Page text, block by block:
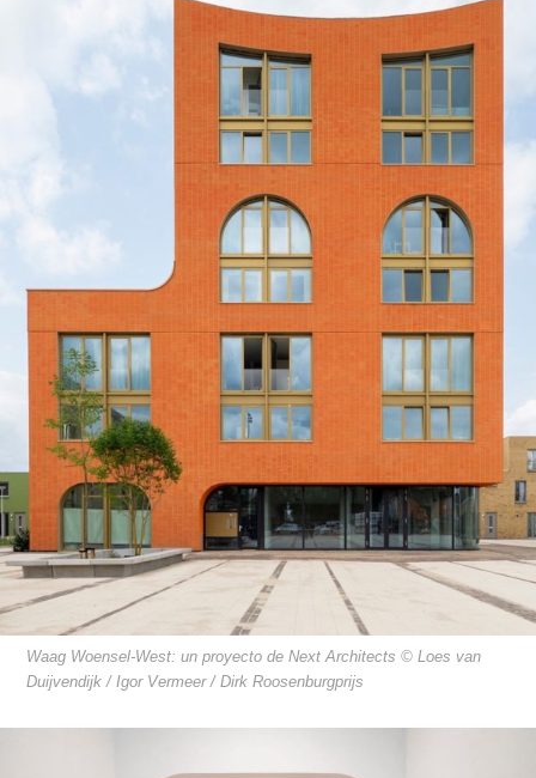
Waag Woensel-West: un proyecto de Next Architects © Loes van
Duijvendijk / Igor Vermeer / Dirk Roosenburgprijs